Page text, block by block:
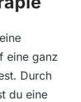
eine ganz
Durch
du eine